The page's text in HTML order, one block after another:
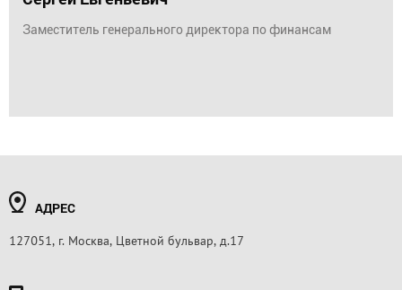
Заместитель генерального директора по финансам
АДРЕС
127051, г. Москва, Цветной бульвар, д.17